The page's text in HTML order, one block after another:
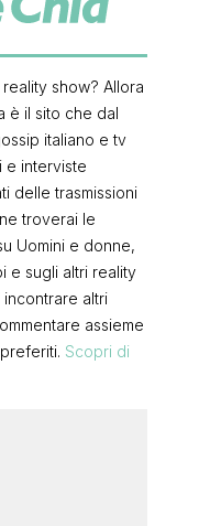
show? Allora
è il sito che dal
italiano e tv
e interviste
delle trasmissioni
troverai le
Uomini e donne,
e sugli altri reality
altri
assieme
Scopri di